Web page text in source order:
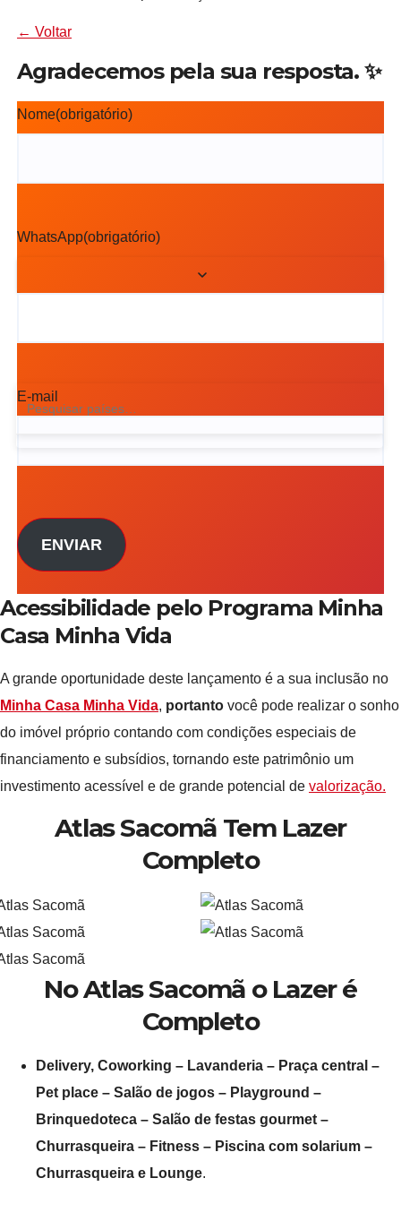
← Voltar
Agradecemos pela sua resposta. ✨
Nome(obrigatório)
WhatsApp(obrigatório)
E-mail
ENVIAR
Acessibilidade pelo Programa Minha
Casa Minha Vida
A grande oportunidade deste lançamento é a sua inclusão no
Minha Casa Minha Vida, portanto você pode realizar o sonho
do imóvel próprio contando com condições especiais de
financiamento e subsídios, tornando este patrimônio um
investimento acessível e de grande potencial de valorização.
Atlas Sacomã Tem Lazer
Completo
No Atlas Sacomã o Lazer é
Completo
Delivery, Coworking – Lavanderia – Praça central –
Pet place – Salão de jogos – Playground –
Brinquedoteca – Salão de festas gourmet –
Churrasqueira – Fitness – Piscina com solarium –
Churrasqueira e Lounge.